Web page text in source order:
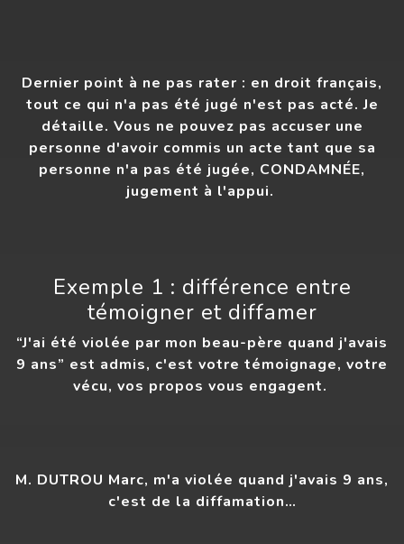
Dernier point à ne pas rater : en droit français,
tout ce qui n'a pas été jugé n'est pas acté. Je
détaille. Vous ne pouvez pas accuser une
personne d'avoir commis un acte tant que sa
personne n'a pas été jugée, CONDAMNÉE,
jugement à l'appui.
Exemple 1 : différence entre
témoigner et diffamer
“J'ai été violée par mon beau-père quand j'avais
9 ans” est admis, c'est votre témoignage, votre
vécu, vos propos vous engagent.
M. DUTROU Marc, m'a violée quand j'avais 9 ans,
c'est de la diffamation…